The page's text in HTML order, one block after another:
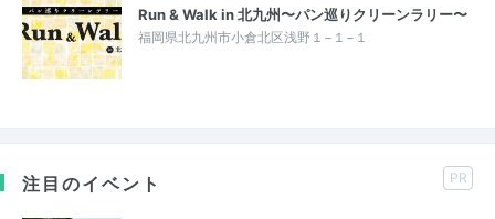
Run & Walk in 北九州〜パン巡りクリーンラリー〜
福岡県北九州市小倉北区浅野１−１−１
注目のイベント PR